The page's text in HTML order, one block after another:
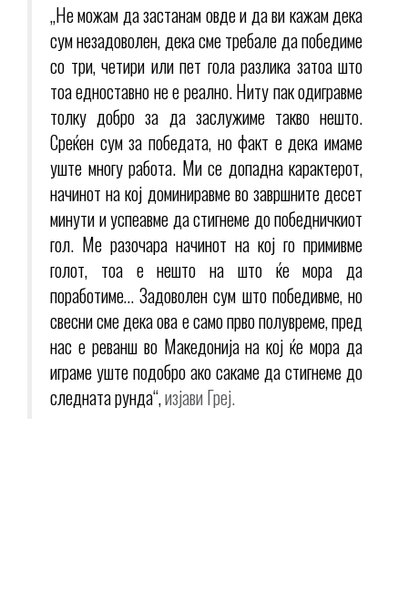
„Не можам да застанам овде и да ви кажам дека
сум незадоволен, дека сме требале да победиме
со три, четири или пет гола разлика затоа што
тоа едноставно не е реално. Ниту пак одигравме
толку добро за да заслужиме такво нешто.
Среќен сум за победата, но факт е дека имаме
уште многу работа. Ми се допадна карактерот,
начинот на кој доминиравме во завршните десет
минути и успеавме да стигнеме до победничкиот
гол. Ме разочара начинот на кој го примивме
голот, тоа е нешто на што ќе мора да
поработиме… Задоволен сум што победивме, но
свесни сме дека ова е само прво полувреме, пред
нас е реванш во Македонија на кој ќе мора да
играме уште подобро ако сакаме да стигнеме до
следната рунда“,изјави Греј.